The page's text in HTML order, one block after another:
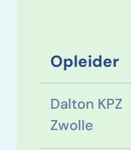
Opleider
Dalton KPZ
Zwolle